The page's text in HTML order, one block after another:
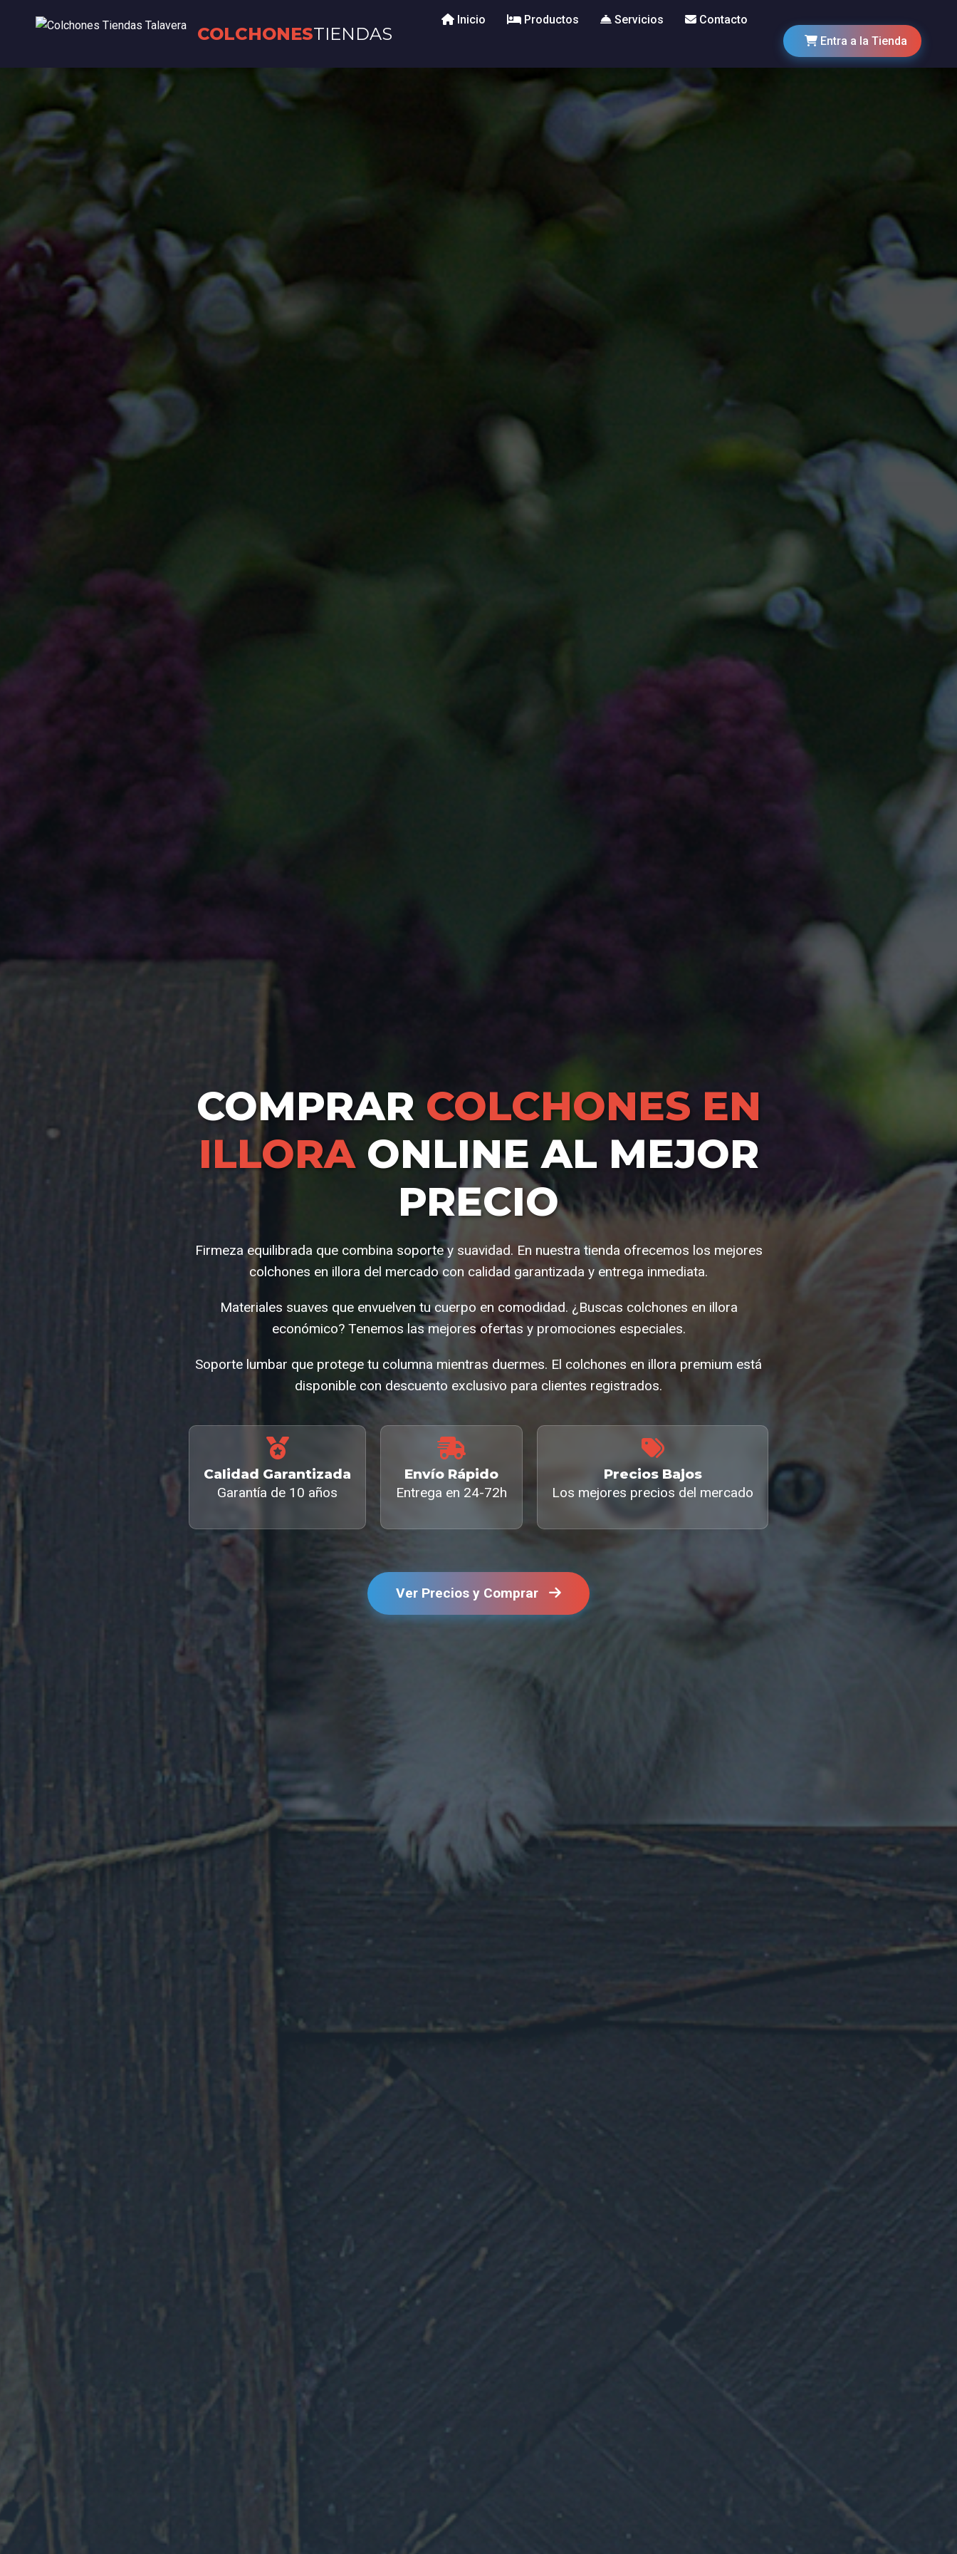
COLCHONESTIENDAS
Inicio Productos Servicios
Contacto
Entra a la Tienda
COMPRAR COLCHONES EN
ILLORAONLINE AL MEJOR
PRECIO
Firmeza equilibrada que combina soporte y suavidad. En nuestra tienda ofrecemos los mejores
colchones en illora del mercado con calidad garantizada y entrega inmediata.
Materiales suaves que envuelven tu cuerpo en comodidad. ¿Buscas colchones en illora
económico? Tenemos las mejores ofertas y promociones especiales.
Soporte lumbar que protege tu columna mientras duermes. El colchones en illora premium está
disponible con descuento exclusivo para clientes registrados.
Calidad Garantizada
Garantía de 10 años
Envío Rápido
Entrega en 24-72h
Precios Bajos
Los mejores precios del mercado
Ver Precios y Comprar